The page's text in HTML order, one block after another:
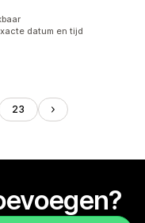
datum en tijd
23